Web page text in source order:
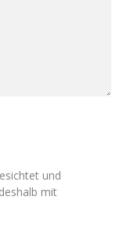
und
mit